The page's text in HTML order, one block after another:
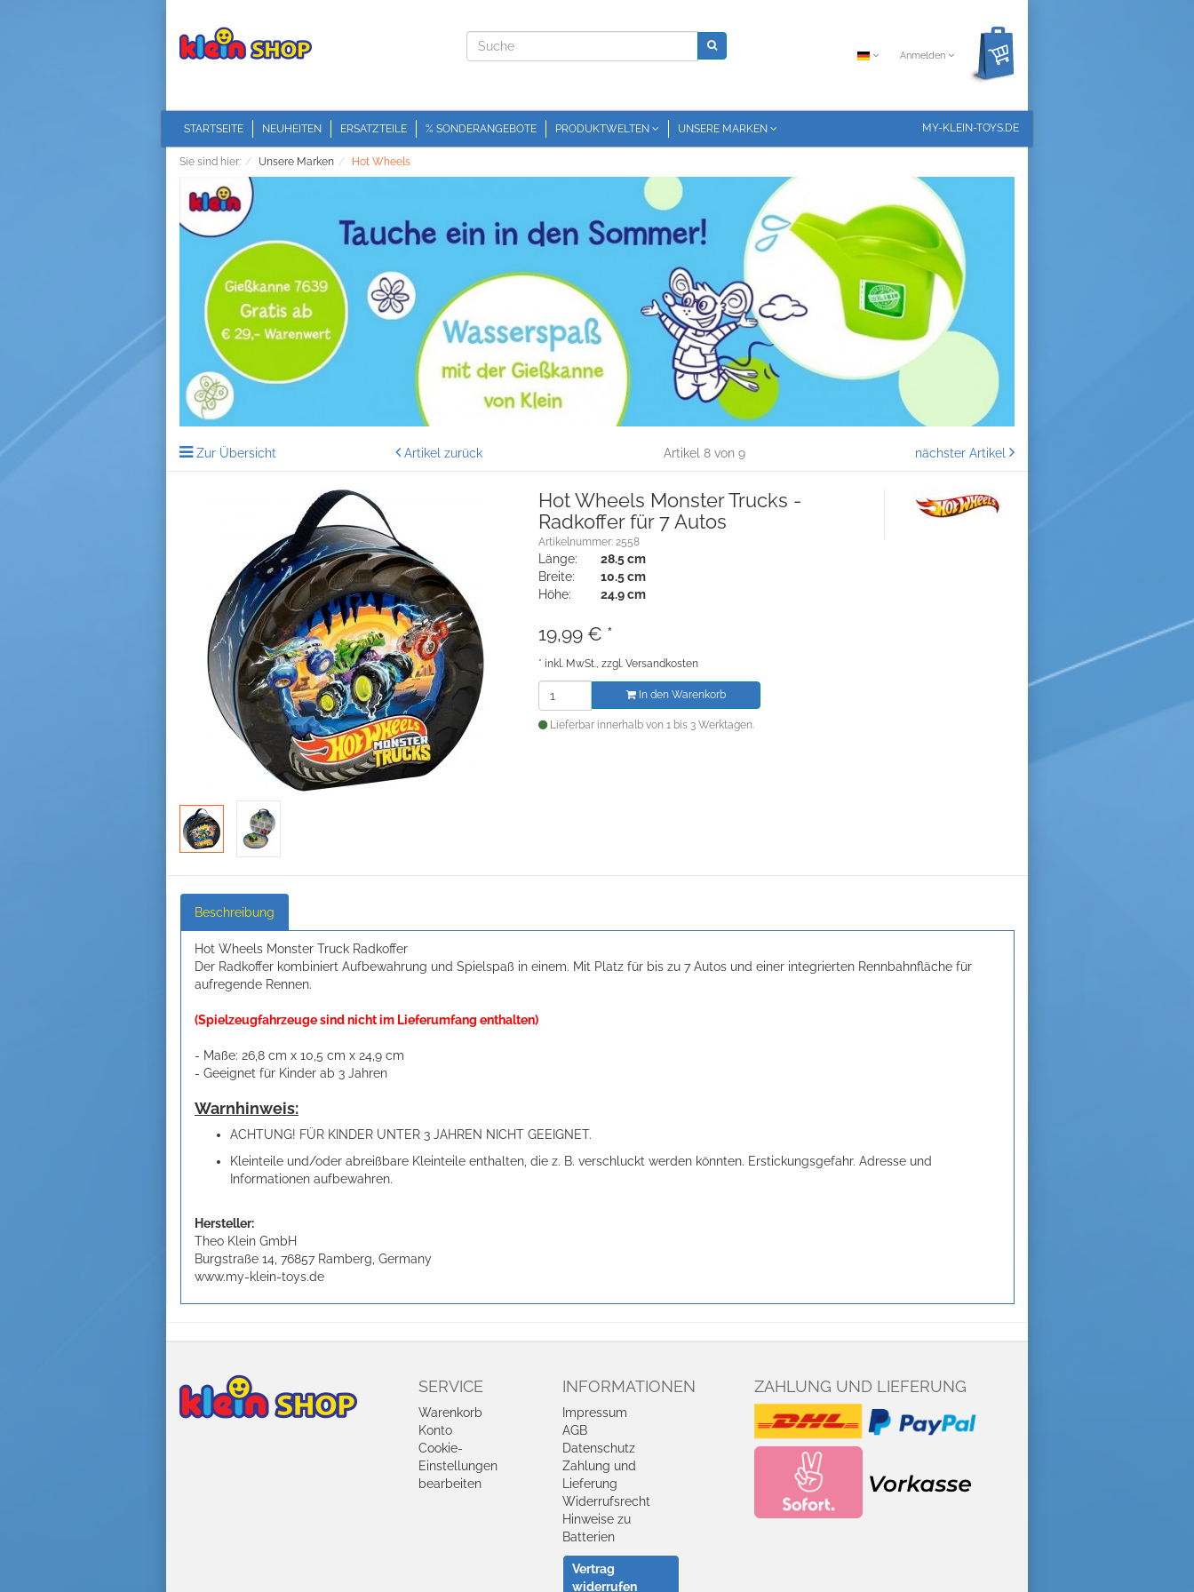
Anmelden
STARTSEITE NEUHEITEN ERSATZTEILE % SONDERANGEBOTE PRODUKTWELTEN UNSERE MARKEN MY-KLEIN-TOYS.DE
Sie sind hier: Unsere Marken Hot Wheels
Zur Übersicht Artikel zurück Artikel 8 von 9 nächster Artikel
Hot Wheels Monster Trucks -
Radkoffer für 7 Autos
Artikelnummer: 2558
Länge:
28.5 cm
Breite:
10.5 cm
Höhe:
24.9 cm
19,99 € *
* inkl. MwSt., zzgl.Versandkosten
In den Warenkorb
Lieferbar innerhalb von 1 bis 3 Werktagen.
Beschreibung
Hot Wheels Monster Truck Radkoffer
Der Radkoffer kombiniert Aufbewahrung und Spielspaß in einem. Mit Platz für bis zu 7 Autos und einer integrierten Rennbahnfläche für
aufregende Rennen.
(Spielzeugfahrzeuge sind nicht im Lieferumfang enthalten)
- Maße: 26,8 cm x 10,5 cm x 24,9 cm
- Geeignet für Kinder ab 3 Jahren
Warnhinweis:
ACHTUNG! FÜR KINDER UNTER 3 JAHREN NICHT GEEIGNET.
Kleinteile und/oder abreißbare Kleinteile enthalten, die z. B. verschluckt werden könnten. Erstickungsgefahr. Adresse und
Informationen aufbewahren.
Hersteller:
Theo Klein GmbH
Burgstraße 14, 76857 Ramberg, Germany
www.my-klein-toys.de
SERVICE
Warenkorb
Konto
Cookie-
Einstellungen
bearbeiten
INFORMATIONEN
Impressum
AGB
Datenschutz
Zahlung und
Lieferung
Widerrufsrecht
Hinweise zu
Batterien
Vertrag
widerrufen
ZAHLUNG UND LIEFERUNG